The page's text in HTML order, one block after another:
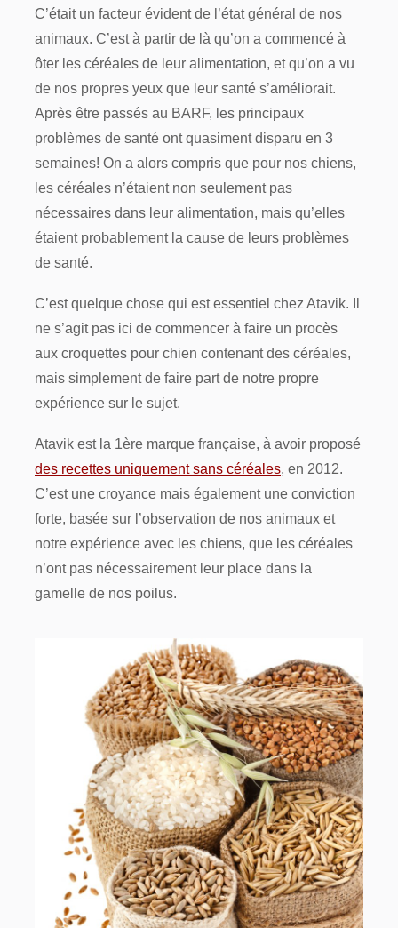
C’était un facteur évident de l’état général de nos
animaux. C’est à partir de là qu’on a commencé à
ôter les céréales de leur alimentation, et qu’on a vu
de nos propres yeux que leur santé s’améliorait.
Après être passés au BARF, les principaux
problèmes de santé ont quasiment disparu en 3
semaines! On a alors compris que pour nos chiens,
les céréales n’étaient non seulement pas
nécessaires dans leur alimentation, mais qu’elles
étaient probablement la cause de leurs problèmes
de santé.
C’est quelque chose qui est essentiel chez Atavik. Il
ne s’agit pas ici de commencer à faire un procès
aux croquettes pour chien contenant des céréales,
mais simplement de faire part de notre propre
expérience sur le sujet.
Atavik est la 1ère marque française, à avoir proposé
des recettes uniquement sans céréales, en 2012.
C’est une croyance mais également une conviction
forte, basée sur l’observation de nos animaux et
notre expérience avec les chiens, que les céréales
n’ont pas nécessairement leur place dans la
gamelle de nos poilus.